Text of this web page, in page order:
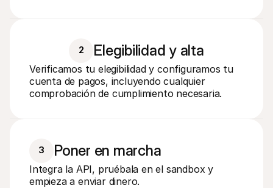
2 Elegibilidad y alta
Verificamos tu elegibilidad y configuramos tu
cuenta de pagos, incluyendo cualquier
comprobación de cumplimiento necesaria.
3 Poner en marcha
Integra la API, pruébala en el sandbox y
empieza a enviar dinero.